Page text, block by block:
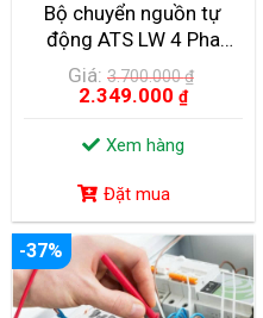
Bộ chuyển nguồn tự
động ATS LW 4 Pha
250A (4 Cực) – LWGL-
250/4P
Giá: 3.700.000₫
2.349.000 ₫
Xem hàng
Đặt mua
-37%